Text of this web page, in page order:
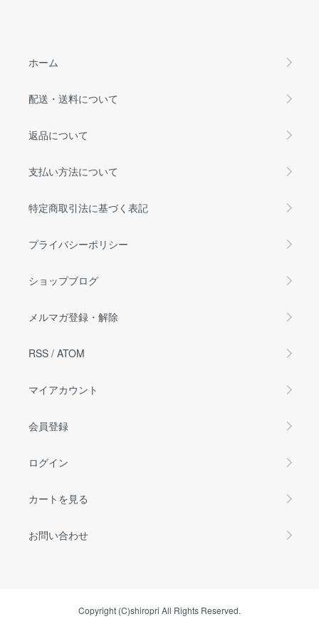
ホーム
配送・送料について
返品について
支払い方法について
特定商取引法に基づく表記
プライバシーポリシー
ショップブログ
メルマガ登録・解除
RSS / ATOM
マイアカウント
会員登録
ログイン
カートを見る
お問い合わせ
Copyright (C)shiropri All Rights Reserved.